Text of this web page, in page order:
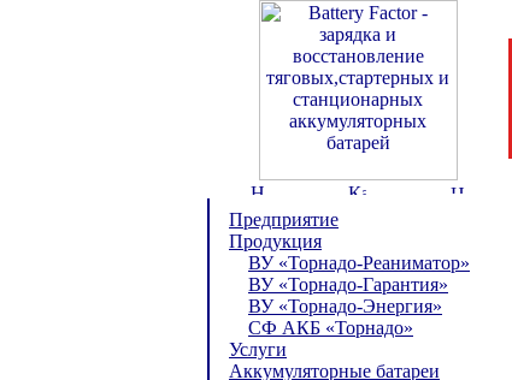
Предприятие
Продукция
ВУ «Торнадо-Реаниматор»
ВУ «Торнадо-Гарантия»
ВУ «Торнадо-Энергия»
СФ АКБ «Торнадо»
Услуги
Аккумуляторные батареи